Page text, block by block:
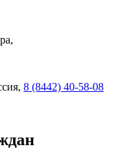
8 (8442) 40-58-08